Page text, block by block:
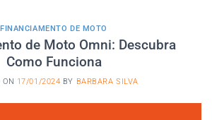
FINANCIAMENTO DE MOTO
de Moto Omni: Descubra
Como Funciona
ON 17/01/2024 BY BARBARA SILVA